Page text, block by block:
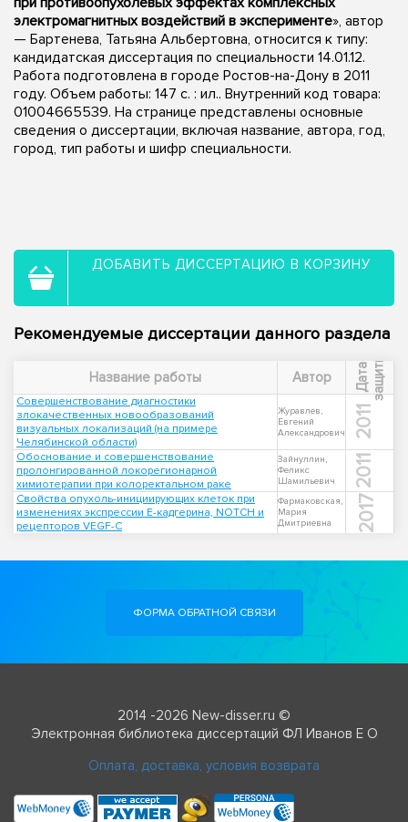
электромагнитных воздействий в эксперименте», автор
— Бартенева, Татьяна Альбертовна, относится к типу:
кандидатская диссертация по специальности 14.01.12.
Работа подготовлена в городе Ростов-на-Дону в 2011
году. Объем работы: 147 с. : ил.. Внутренний код товара:
01004665539. На странице представлены основные
сведения о диссертации, включая название, автора, год,
город, тип работы и шифр специальности.
ДОБАВИТЬ ДИССЕРТАЦИЮ В КОРЗИНУ
Рекомендуемые диссертации данного раздела
Название работы Автор Д
а
т
а
з
а
щ
и
т ы
Совершенствование диагностики
злокачественных новообразований
визуальных локализаций (на примере
Челябинской области)
Журавлев,
Евгений
Александрович
2011
Обоснование и совершенствование
пролонгированной локорегионарной
химиотерапии при колоректальном раке
Зайнуллин,
Феликс
Шамильевич
2011
Свойства опухоль-инициирующих клеток при
изменениях экспрессии Е-кадгерина, NOTCH и
рецепторов VEGF-C
Фармаковская,
Мария
Дмитриевна
2017
ФОРМА ОБРАТНОЙ СВЯЗИ
2014 -2026 New-disser.ru ©
Электронная библиотека диссертаций ФЛ Иванов Е О
Оплата, доставка, условия возврата